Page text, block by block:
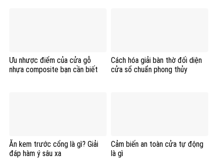
Ưu nhược điểm của cửa gỗ
nhựa composite bạn cần biết
Cách hóa giải bàn thờ đối diện
cửa sổ chuẩn phong thủy
Ăn kem trước cổng là gì? Giải
đáp hàm ý sâu xa
Cảm biến an toàn cửa tự động
là gì